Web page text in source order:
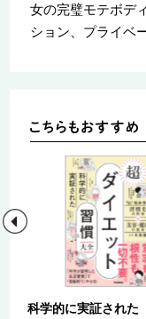
女の完璧モテボデ
ション、プライベ
科学的に実証され